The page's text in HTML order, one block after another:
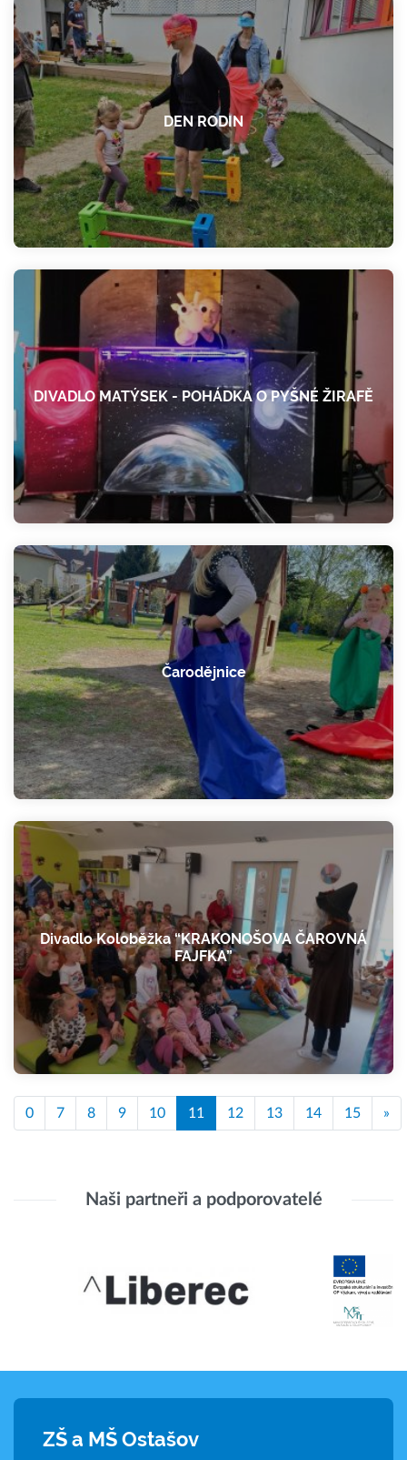
DEN RODIN
DIVADLO MATÝSEK - POHÁDKA O PYŠNÉ ŽIRAFĚ
Čarodějnice
Divadlo Koloběžka “KRAKONOŠOVA ČAROVNÁ
FAJFKA”
0 7 8 9 10 11 12 13 14 15 »
Naši partneři a podporovatelé
ZŠ a MŠ Ostašov